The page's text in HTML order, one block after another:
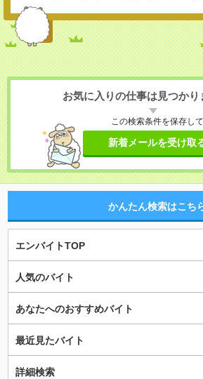
お気に入りの仕事は見つかり
この検索条件を保存して
新着メールを受け取
かんたん検索はこち
エンバイトTOP
人気のバイト
あなたへのおすすめバイト
最近見たバイト
詳細検索